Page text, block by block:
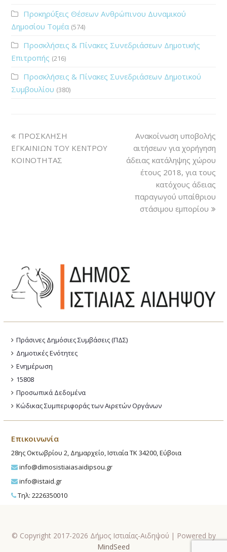
Προκηρύξεις Θέσεων Ανθρώπινου Δυναμικού
Δημοσίου Τομέα (574)
Προσκλήσεις & Πίνακες Συνεδριάσεων Δημοτικής
Επιτροπής (216)
Προσκλήσεις & Πίνακες Συνεδριάσεων Δημοτικού
Συμβουλίου (380)
ΠΡΟΣΚΛΗΣΗ
ΕΓΚΑΙΝΙΩΝ ΤΟΥ ΚΕΝΤΡΟΥ
ΚΟΙΝΟΤΗΤΑΣ
Ανακοίνωση υποβολής
αιτήσεων για χορήγηση
άδειας κατάληψης χώρου
έτους 2018, για τους
κατόχους άδειας
παραγωγού υπαίθριου
στάσιμου εμπορίου
Πράσινες Δημόσιες Συμβάσεις (ΠΔΣ)
Δημοτικές Ενότητες
Ενημέρωση
15808
Προσωπικά Δεδομένα
Κώδικας Συμπεριφοράς των Αιρετών Οργάνων
Επικοινωνία
28ης Οκτωβρίου 2, Δημαρχείο, Ιστιαία ΤΚ 34200, Εύβοια
info@dimosistiaiasaidipsou.gr
info@istaid.gr
Τηλ: 2226350010
© Copyright 2017-2026 Δήμος Ιστιαίας-Αιδηψού | Powered by
MindSeed